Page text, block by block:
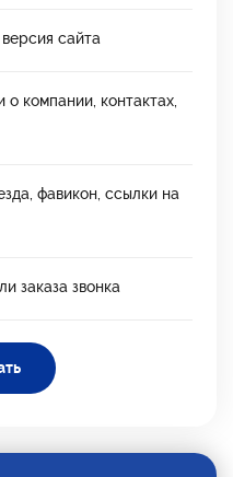
сайта
компании, контактах,
фавикон, ссылки на
заказа звонка